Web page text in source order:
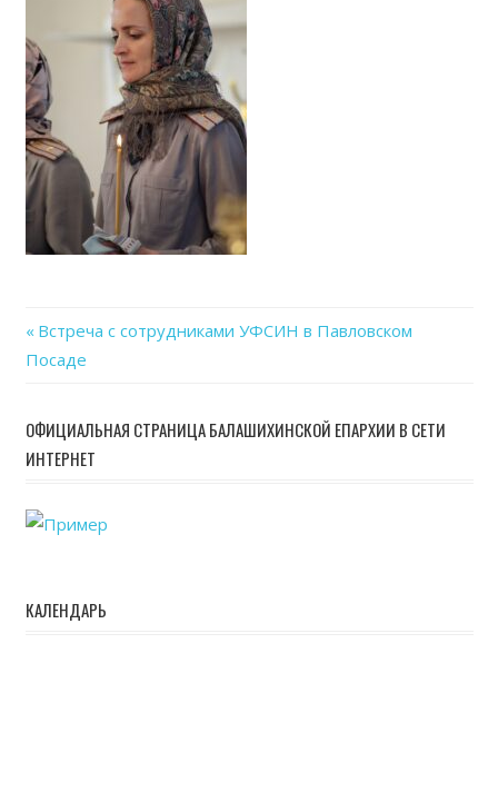
Навигация
записям
Previous
Post:
Встреча с сотрудниками УФСИН в Павловском
Посаде
ОФИЦИАЛЬНАЯ СТРАНИЦА БАЛАШИХИНСКОЙ ЕПАРХИИ В СЕТИ
ИНТЕРНЕТ
КАЛЕНДАРЬ